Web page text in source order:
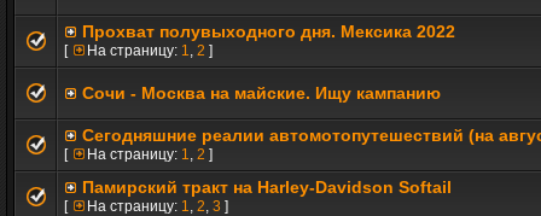
Прохват полувыходного дня. Мексика 2022
[ На страницу: 1, 2 ]
Сочи - Москва на майские. Ищу кампанию
Сегодняшние реалии автомотопутешествий (на
[ На страницу: 1, 2 ]
Памирский тракт на Harley-Davidson Softail
[ На страницу: 1, 2, 3 ]